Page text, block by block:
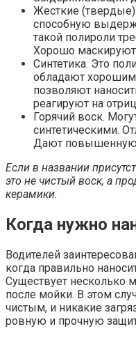
Жесткие
способную
такой полироли
Хорошо
Синтетика. Это
обладают
позволяют
реагируют на
Горячий воск.
синтетическими.
Дают повышенную
Если в названии
это не чистый воск, а
керамики.
Когда нужно
Водителей
когда правильно
Существует несколько
после мойки. В этом
чистым, и никакие
ровную и прочную